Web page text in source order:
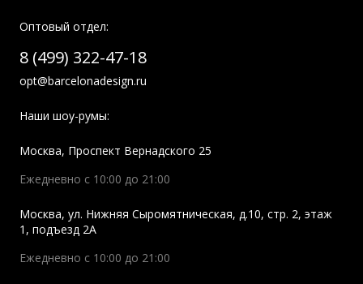
Оптовый отдел:
8 (499) 322-47-18
opt@barcelonadesign.ru
Наши шоу-румы:
Москва, Проспект Вернадского 25
Ежедневно с 10:00 до 21:00
Москва, ул. Нижняя Сыромятническая, д.10, стр. 2, этаж
1, подъезд 2A
Ежедневно с 10:00 до 21:00